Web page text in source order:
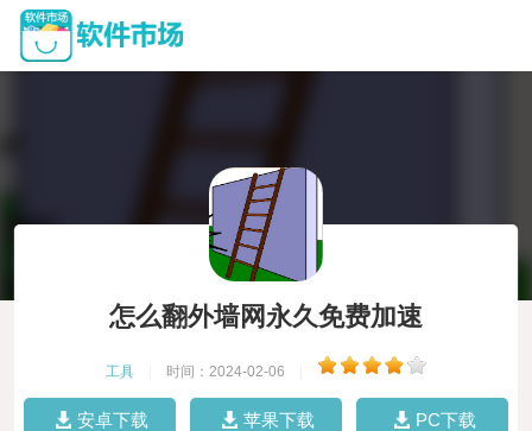
怎么翻外墙网永久免费加速
工具 时间：2024-02-06
安卓下载 苹果下载 PC下载